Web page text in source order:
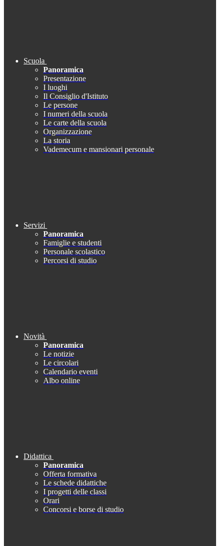
Scuola
Panoramica
Presentazione
I luoghi
Il Consiglio d'Istituto
Le persone
I numeri della scuola
Le carte della scuola
Organizzazione
La storia
Vademecum e mansionari personale
Servizi
Panoramica
Famiglie e studenti
Personale scolastico
Percorsi di studio
Novità
Panoramica
Le notizie
Le circolari
Calendario eventi
Albo online
Didattica
Panoramica
Offerta formativa
Le schede didattiche
I progetti delle classi
Orari
Concorsi e borse di studio